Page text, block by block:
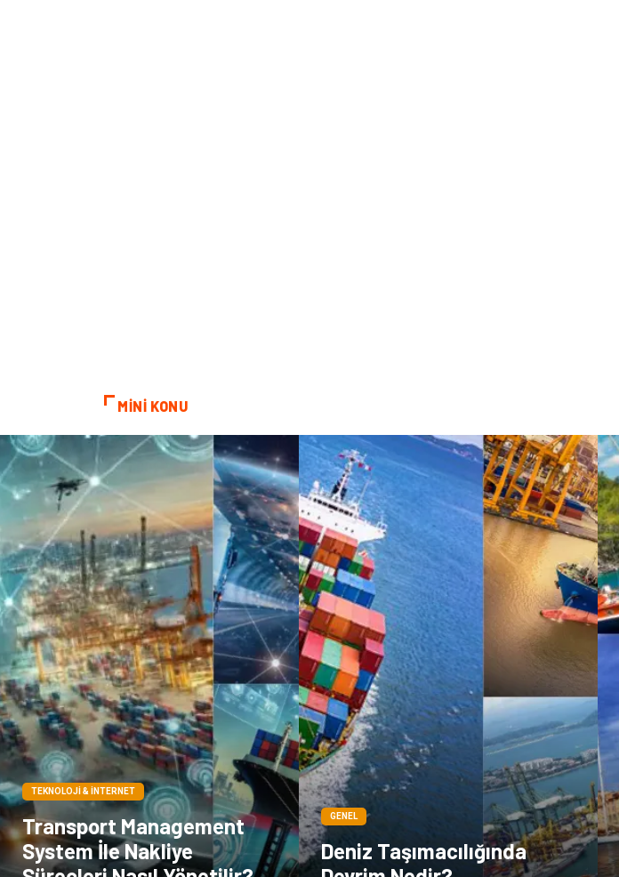
MİNİ KONU
TEKNOLOJI & İNTERNET
Transport Management
System İle Nakliye
GENEL
Deniz Taşımacılığında